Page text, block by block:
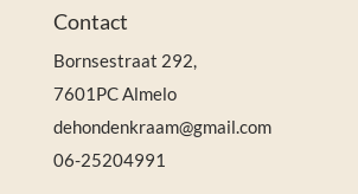
Contact
Bornsestraat 292,
7601PC Almelo
dehondenkraam@gmail.com
06-25204991